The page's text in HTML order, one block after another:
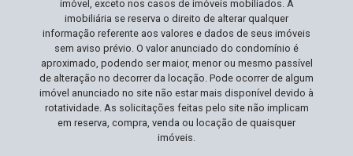
imóvel, exceto nos casos de imóveis mobiliados. A
imobiliária se reserva o direito de alterar qualquer
informação referente aos valores e dados de seus imóveis
sem aviso prévio. O valor anunciado do condomínio é
aproximado, podendo ser maior, menor ou mesmo passível
de alteração no decorrer da locação. Pode ocorrer de algum
imóvel anunciado no site não estar mais disponível devido à
rotatividade. As solicitações feitas pelo site não implicam
em reserva, compra, venda ou locação de quaisquer
imóveis.